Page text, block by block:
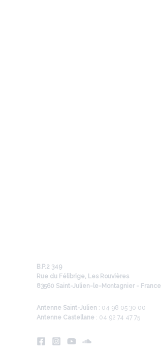
B.P.2 349
Rue du Félibrige, Les Rouvières
83560 Saint-Julien-le-Montagnier - France
Antenne Saint-Julien : 04 98 05 30 00
Antenne Castellane : 04 92 74 47 75